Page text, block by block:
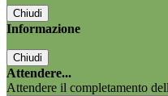
Chiudi
Informazione
Chiudi
Attendere...
Attendere il completamento